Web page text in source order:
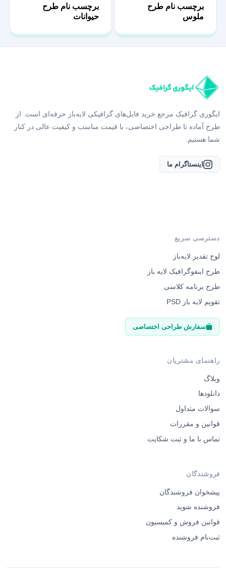
برچسب نام طرح
ملوس
برچسب نام طرح
حیوانات
ایگوری گرافیک مرجع خرید فایل‌های گرافیکی لایه‌باز حرفه‌ای است. از
طرح آماده تا طراحی اختصاصی، با قیمت مناسب و کیفیت عالی در کنار
شما هستیم.
اینستاگرام ما
دسترسی سریع
لوح تقدیر لایه‌باز
طرح اینفوگرافیک لایه باز
طرح برنامه کلاسی
تقویم لایه باز PSD
سفارش طراحی اختصاصی
راهنمای مشتریان
وبلاگ
دانلودها
سوالات متداول
قوانین و مقررات
تماس با ما و ثبت شکایت
فروشندگان
پیشخوان فروشندگان
فروشنده شوید
قوانین فروش و کمیسیون
ثبت‌نام فروشنده